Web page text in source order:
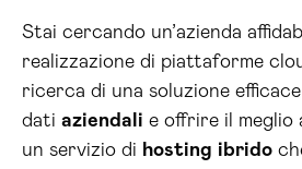
Stai cercando un’azienda
realizzazione di piattaforme
ricerca di una soluzione
dati aziendali e offrire il meglio
un servizio di hosting ibrido